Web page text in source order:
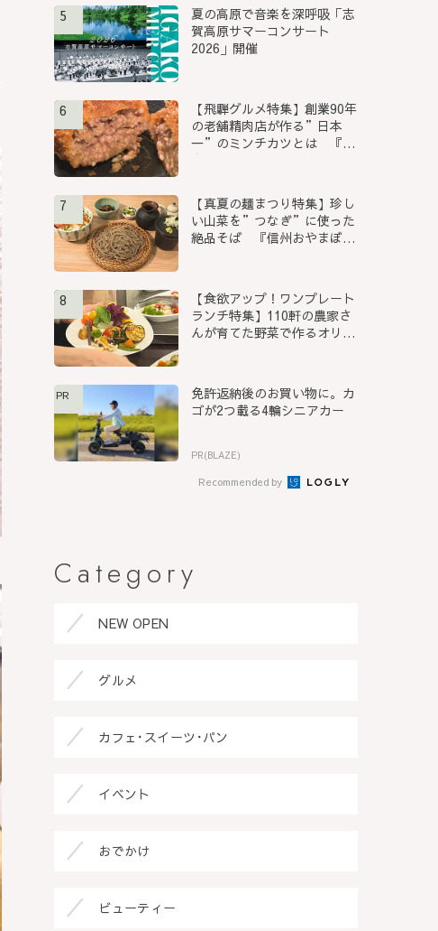
5
夏の高原で音楽を深呼吸「志
賀高原サマーコンサート
2026」開催
6
【飛騨グルメ特集】創業90年
の老舗精肉店が作る”日本
一”のミンチカツとは 『助
春...
7
【真夏の麺まつり特集】珍し
い山菜を”つなぎ”に使った
絶品そば 『信州おやまぼく
8
【食欲アップ！ワンプレート
ランチ特集】110軒の農家さ
んが育てた野菜で作るオリ
PR
免許返納後のお買い物に。カ
ゴが2つ載る4輪シニアカー
PR(BLAZE)
Recommended by
Category
NEW OPEN
グルメ
カフェ･スイーツ･パン
イベント
おでかけ
ビューティー